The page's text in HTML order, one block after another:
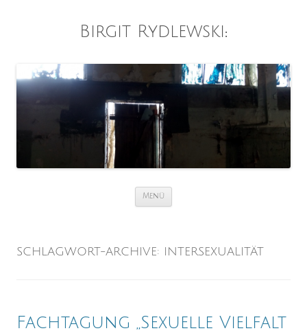
Birgit Rydlewski :
Menü
SCHLAGWORT-ARCHIVE: INTERSEXUALITÄT
Fachtagung „Sexuelle Vielfalt